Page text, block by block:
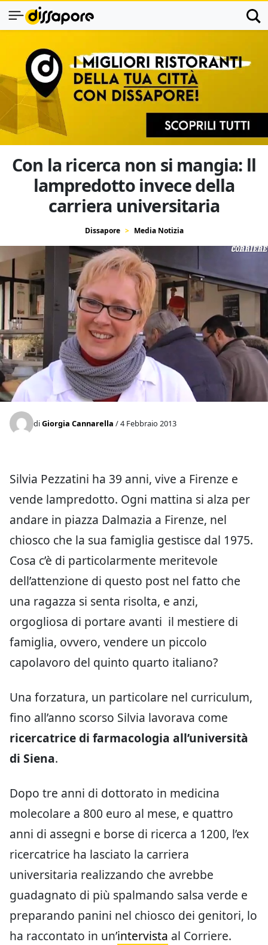
Con la ricerca non si mangia: ll
lampredotto invece della
carriera universitaria
Dissapore Media Notizia
diGiorgia Cannarella / 4 Febbraio 2013
Silvia Pezzatini ha 39 anni, vive a Firenze e
vende lampredotto. Ogni mattina si alza per
andare in piazza Dalmazia a Firenze, nel
chiosco che la sua famiglia gestisce dal 1975.
Cosa c’è di particolarmente meritevole
dell’attenzione di questo post nel fatto che
una ragazza si senta risolta, e anzi,
orgogliosa di portare avanti il mestiere di
famiglia, ovvero, vendere un piccolo
capolavoro del quinto quarto italiano?
Una forzatura, un particolare nel curriculum,
fino all’anno scorso Silvia lavorava come
ricercatrice di farmacologia all’università
di Siena.
Dopo tre anni di dottorato in medicina
molecolare a 800 euro al mese, e quattro
anni di assegni e borse di ricerca a 1200, l’ex
ricercatrice ha lasciato la carriera
universitaria realizzando che avrebbe
guadagnato di più spalmando salsa verde e
preparando panini nel chiosco dei genitori, lo
ha raccontato in un’intervista al Corriere.